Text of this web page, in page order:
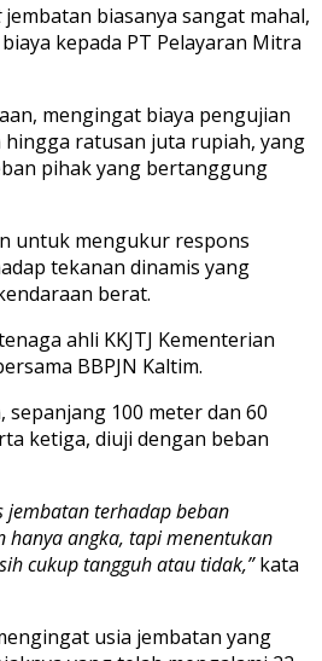
jembatan biasanya sangat mahal,
kepada PT Pelayaran Mitra
mengingat biaya pengujian
hingga ratusan juta rupiah, yang
pihak yang bertanggung
untuk mengukur respons
tekanan dinamis yang
berat.
ahli KKJTJ Kementerian
BBPJN Kaltim.
100 meter dan 60
ketiga, diuji dengan beban
jembatan terhadap beban
hanya angka, tapi menentukan
cukup tangguh atau tidak,”kata
usia jembatan yang